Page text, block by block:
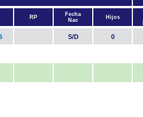
RP
Fecha
Nac
Hijos
S/D 0